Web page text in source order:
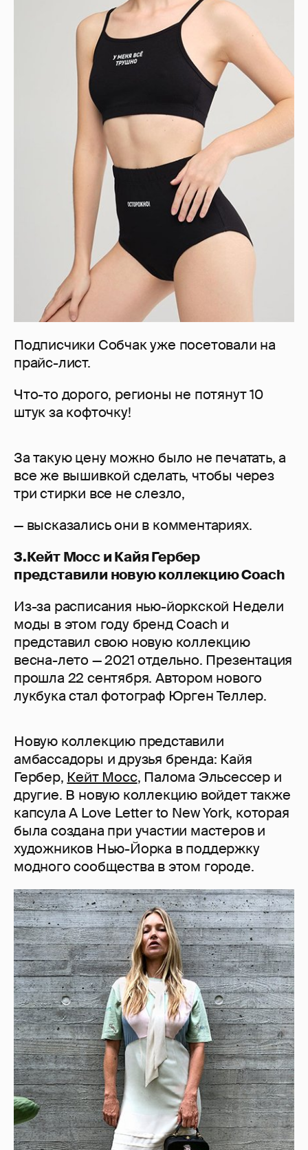
Подписчики Собчак уже посетовали на
прайс-лист.
Что-то дорого, регионы не потянут 10
штук за кофточку!
За такую цену можно было не печатать, а
все же вышивкой сделать, чтобы через
три стирки все не слезло,
— высказались они в комментариях.
3.Кейт Мосс и Кайя Гербер
представили новую коллекцию Coach
Из-за расписания нью-йоркской Недели
моды в этом году бренд Coach и
представил свою новую коллекцию
весна-лето — 2021 отдельно. Презентация
прошла 22 сентября. Автором нового
лукбука стал фотограф Юрген Теллер.
Новую коллекцию представили
амбассадоры и друзья бренда: Кайя
Гербер, Кейт Мосс, Палома Эльсессер и
другие. В новую коллекцию войдет также
капсула A Love Letter to New York, которая
была создана при участии мастеров и
художников Нью-Йорка в поддержку
модного сообщества в этом городе.